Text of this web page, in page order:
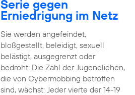
Serie gegen
Erniedrigung im Netz
Sie werden angefeindet,
bloßgestellt, beleidigt, sexuell
belästigt, ausgegrenzt oder
bedroht: Die Zahl der Jugendlichen,
die von Cybermobbing betroffen
sind, wächst: Jeder vierte der 14-19